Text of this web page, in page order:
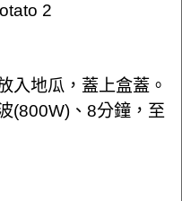
2
入地瓜，蓋上盒蓋。
(800W)、8分鐘，至